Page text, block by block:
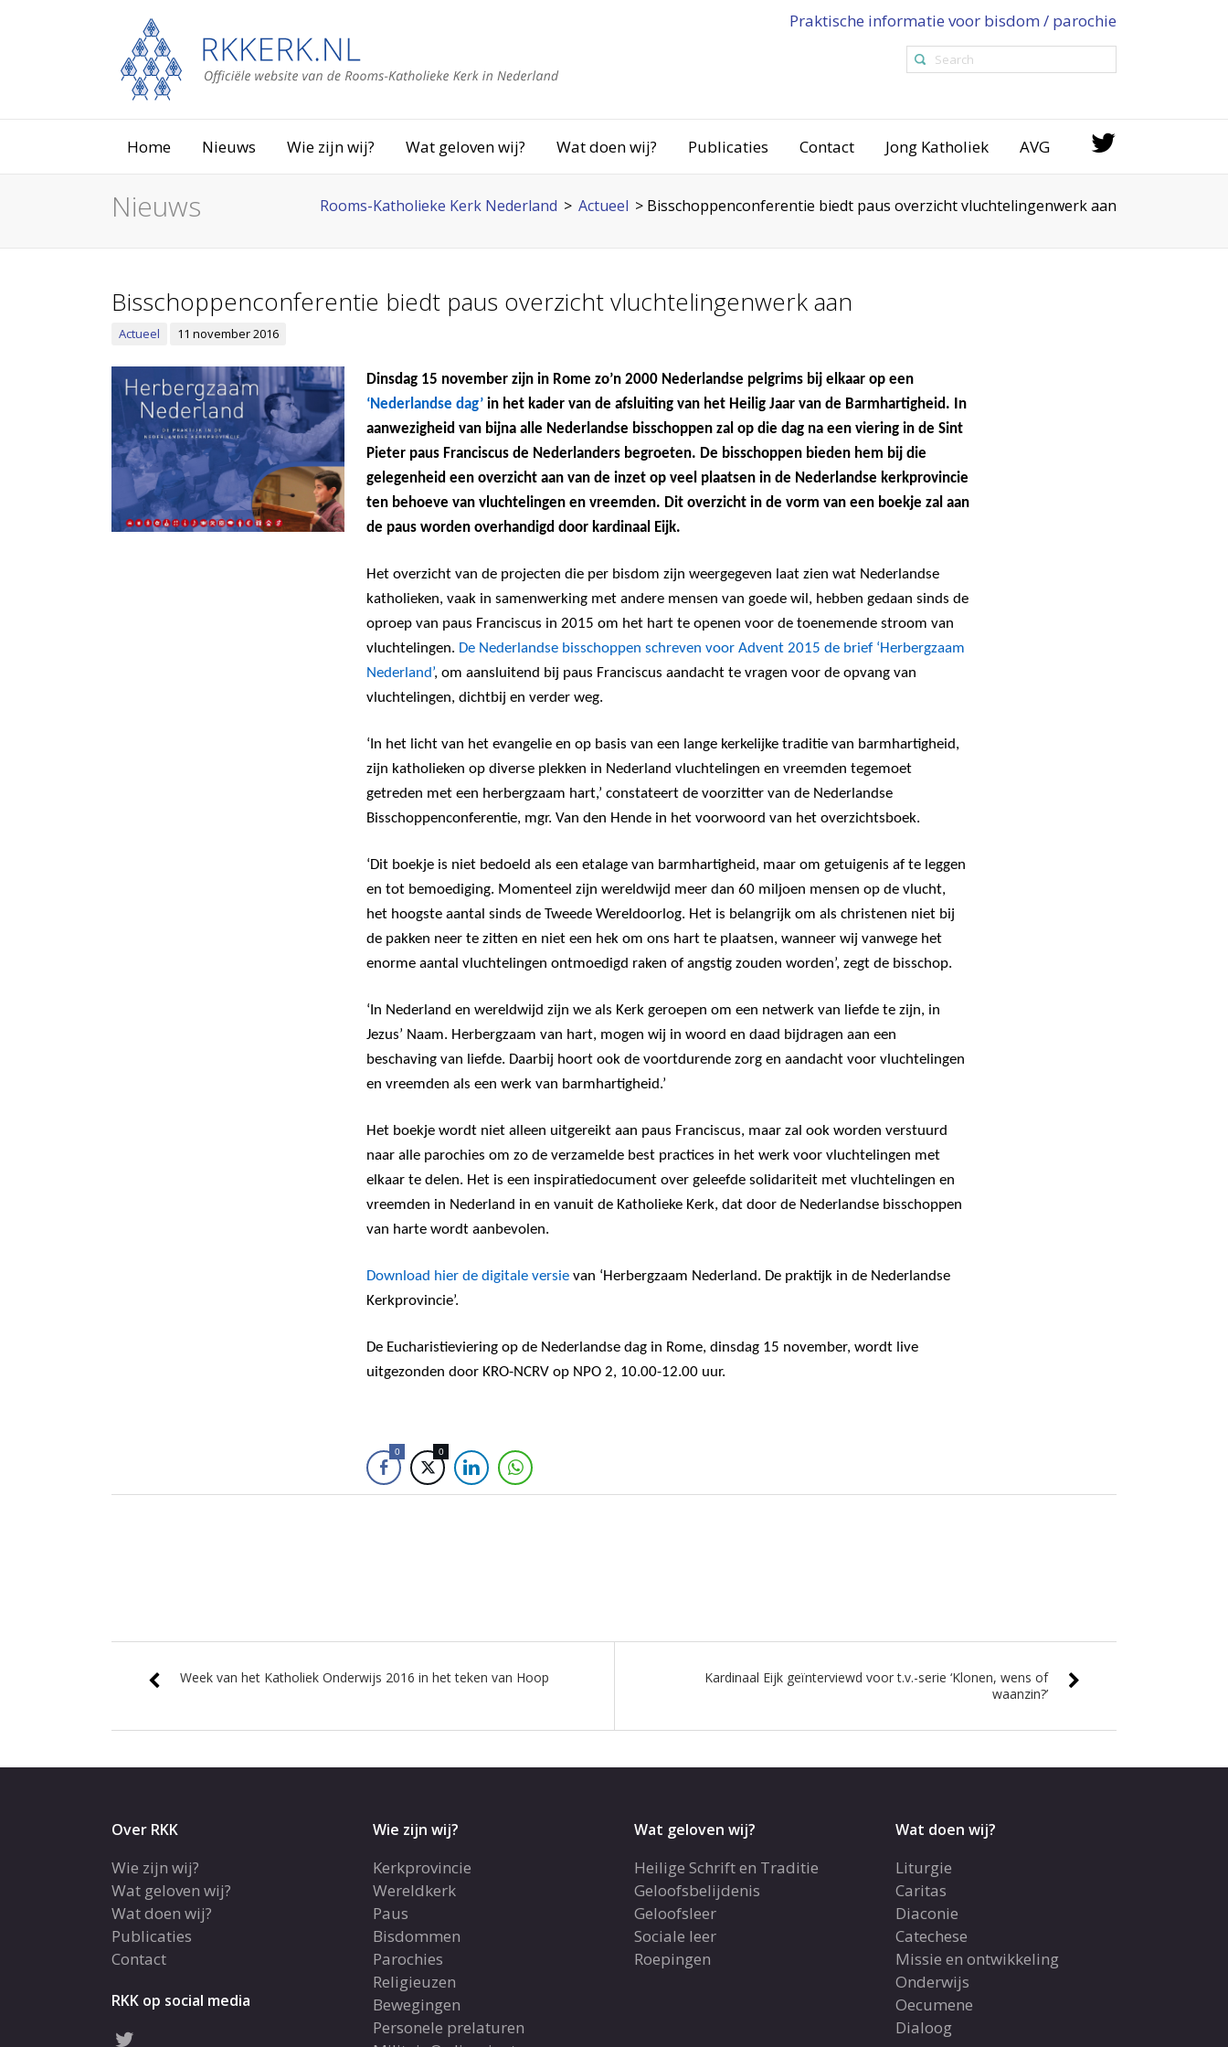
Praktische informatie voor bisdom / parochie
Home Nieuws Wie zijn wij? Wat geloven wij? Wat doen wij? Publicaties Contact Jong Katholiek AVG
Nieuws Rooms-Katholieke Kerk Nederland > Actueel > Bisschoppenconferentie biedt paus overzicht vluchtelingenwerk aan
Bisschoppenconferentie biedt paus overzicht vluchtelingenwerk aan
Actueel 11 november 2016
Dinsdag 15 november zijn in Rome zo’n 2000 Nederlandse pelgrims bij elkaar op een
‘Nederlandse dag’ in het kader van de afsluiting van het Heilig Jaar van de Barmhartigheid. In
aanwezigheid van bijna alle Nederlandse bisschoppen zal op die dag na een viering in de Sint
Pieter paus Franciscus de Nederlanders begroeten. De bisschoppen bieden hem bij die
gelegenheid een overzicht aan van de inzet op veel plaatsen in de Nederlandse kerkprovincie
ten behoeve van vluchtelingen en vreemden. Dit overzicht in de vorm van een boekje zal aan
de paus worden overhandigd door kardinaal Eijk.
Het overzicht van de projecten die per bisdom zijn weergegeven laat zien wat Nederlandse
katholieken, vaak in samenwerking met andere mensen van goede wil, hebben gedaan sinds de
oproep van paus Franciscus in 2015 om het hart te openen voor de toenemende stroom van
vluchtelingen. De Nederlandse bisschoppen schreven voor Advent 2015 de brief ‘Herbergzaam
Nederland’, om aansluitend bij paus Franciscus aandacht te vragen voor de opvang van
vluchtelingen, dichtbij en verder weg.
‘In het licht van het evangelie en op basis van een lange kerkelijke traditie van barmhartigheid,
zijn katholieken op diverse plekken in Nederland vluchtelingen en vreemden tegemoet
getreden met een herbergzaam hart,’ constateert de voorzitter van de Nederlandse
Bisschoppenconferentie, mgr. Van den Hende in het voorwoord van het overzichtsboek.
‘Dit boekje is niet bedoeld als een etalage van barmhartigheid, maar om getuigenis af te leggen
en tot bemoediging. Momenteel zijn wereldwijd meer dan 60 miljoen mensen op de vlucht,
het hoogste aantal sinds de Tweede Wereldoorlog. Het is belangrijk om als christenen niet bij
de pakken neer te zitten en niet een hek om ons hart te plaatsen, wanneer wij vanwege het
enorme aantal vluchtelingen ontmoedigd raken of angstig zouden worden’, zegt de bisschop.
‘In Nederland en wereldwijd zijn we als Kerk geroepen om een netwerk van liefde te zijn, in
Jezus’ Naam. Herbergzaam van hart, mogen wij in woord en daad bijdragen aan een
beschaving van liefde. Daarbij hoort ook de voortdurende zorg en aandacht voor vluchtelingen
en vreemden als een werk van barmhartigheid.’
Het boekje wordt niet alleen uitgereikt aan paus Franciscus, maar zal ook worden verstuurd
naar alle parochies om zo de verzamelde best practices in het werk voor vluchtelingen met
elkaar te delen. Het is een inspiratiedocument over geleefde solidariteit met vluchtelingen en
vreemden in Nederland in en vanuit de Katholieke Kerk, dat door de Nederlandse bisschoppen
van harte wordt aanbevolen.
Download hier de digitale versie van ‘Herbergzaam Nederland. De praktijk in de Nederlandse
Kerkprovincie’.
De Eucharistieviering op de Nederlandse dag in Rome, dinsdag 15 november, wordt live
uitgezonden door KRO-NCRV op NPO 2, 10.00-12.00 uur.
0 0
Week van het Katholiek Onderwijs 2016 in het teken van Hoop
Kardinaal Eijk geïnterviewd voor t.v.-serie ‘Klonen, wens of
waanzin?’
Over RKK
Wie zijn wij?
Wat geloven wij?
Wat doen wij?
Publicaties
Contact
RKK op social media
Wie zijn wij?
Kerkprovincie
Wereldkerk
Paus
Bisdommen
Parochies
Religieuzen
Bewegingen
Personele prelaturen
Wat geloven wij?
Heilige Schrift en Traditie
Geloofsbelijdenis
Geloofsleer
Sociale leer
Roepingen
Wat doen wij?
Liturgie
Caritas
Diaconie
Catechese
Missie en ontwikkeling
Onderwijs
Oecumene
Dialoog